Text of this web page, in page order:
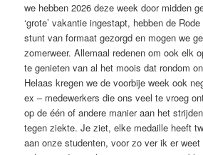
we hebben 2026 deze week door midden
‘grote’ vakantie ingestapt, hebben de
stunt van formaat gezorgd en mogen we
zomerweer. Allemaal redenen om ook elk
te genieten van al het moois dat rondom
Helaas kregen we de voorbije week ook
ex – medewerkers die ons veel te vroeg
op de één of andere manier aan het
tegen ziekte. Je ziet, elke medaille heeft
aan onze studenten, voor zo ver ik er